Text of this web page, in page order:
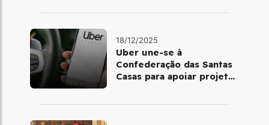
18/12/2025
Uber une-se à
Confederação das Santas
Casas para apoiar projetos